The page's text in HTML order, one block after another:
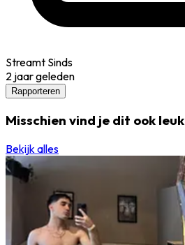
Streamt Sinds
2 jaar geleden
Rapporteren
Misschien vind je dit ook leuk
Bekijk alles